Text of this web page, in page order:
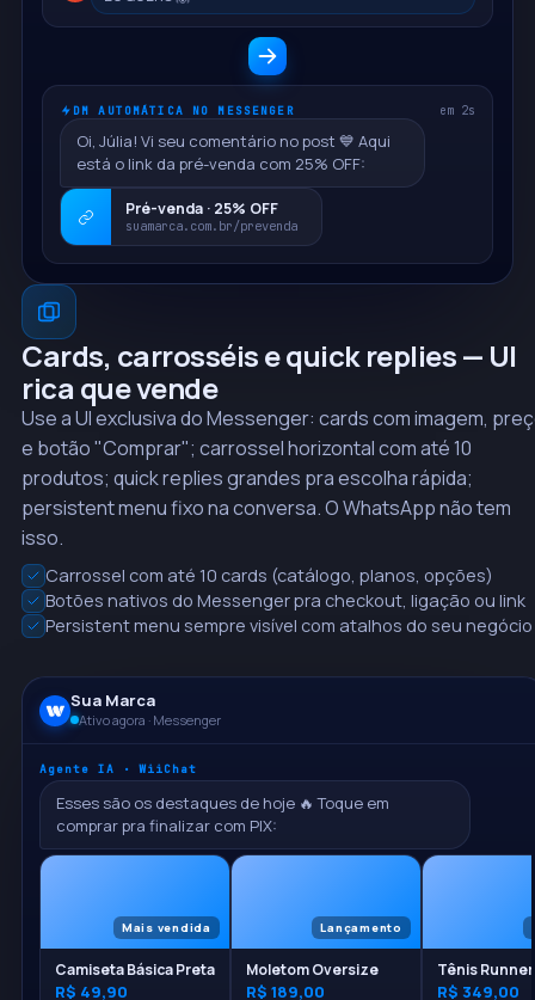
DM AUTOMÁTICA NO MESSENGER em 2s
Oi, Júlia! Vi seu comentário no post 💙 Aqui
está o link da pré-venda com 25% OFF:
Pré-venda · 25% OFF
suamarca.com.br/prevenda
Cards, carrosséis e quick replies — UI
rica que vende
Use a UI exclusiva do Messenger: cards com imagem,
e botão "Comprar"; carrossel horizontal com até 10
produtos; quick replies grandes pra escolha rápida;
persistent menu fixo na conversa. O WhatsApp não tem
isso.
Carrossel com até 10 cards (catálogo, planos, opções)
Botões nativos do Messenger pra checkout, ligação ou link
Persistent menu sempre visível com atalhos do seu negócio
Sua Marca
Ativo agora · Messenger
Agente IA · WiiChat
Esses são os destaques de hoje 🔥 Toque em
comprar pra finalizar com PIX:
Mais vendida
Camiseta Básica Preta
R$ 49,90
Lançamento
Moletom Oversize
R$ 189,00
Tênis
R$ 349,00